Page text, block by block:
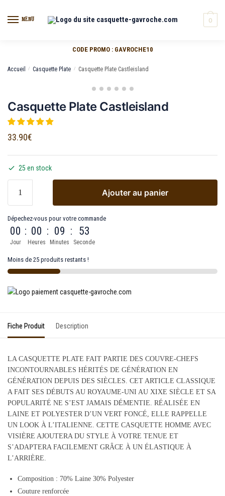
MENU 0
CODE PROMO : GAVROCHE10
Accueil / Casquette Plate / Casquette Plate Castleisland
Casquette Plate Castleisland
33.90€
25 en stock
Ajouter au panier
Dépechez-vous pour votre commande
00
Jour
: 00
Heures
: 09
Minutes
: 53
Seconde
Moins de 25 produits restants !
Fiche Produit Description
LA CASQUETTE PLATE FAIT PARTIE DES COUVRE-CHEFS
INCONTOURNABLES HÉRITÉS DE GÉNÉRATION EN
GÉNÉRATION DEPUIS DES SIÈCLES. CET ARTICLE CLASSIQUE
A FAIT SES DÉBUTS AU ROYAUME-UNI AU XIXE SIÈCLE ET SA
POPULARITÉ NE S’EST JAMAIS DÉMENTIE. RÉALISÉE EN
LAINE ET POLYESTER D’UN VERT FONCÉ, ELLE RAPPELLE
UN LOOK À L’ITALIENNE. CETTE CASQUETTE HOMME AVEC
VISIÈRE AJOUTERA DU STYLE À VOTRE TENUE ET
S’ADAPTERA FACILEMENT GRÂCE À UN ÉLASTIQUE À
L’ARRIÈRE.
Composition : 70% Laine 30% Polyester
Couture renforcée